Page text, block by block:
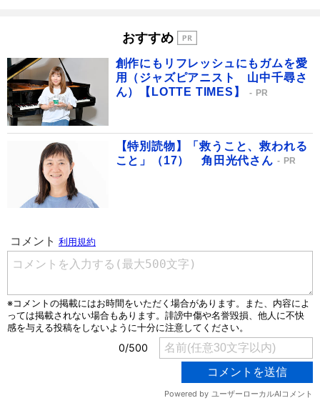
おすすめ
創作にもリフレッシュにもガムを愛
用（ジャズピアニスト 山中千尋さ
ん）【LOTTE TIMES】
PR
【特別読物】「救うこと、救われる
こと」（17） 角田光代さん
PR